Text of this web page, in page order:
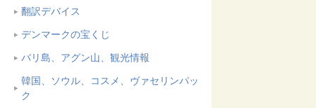
翻訳デバイス
デンマークの宝くじ
バリ島、アグン山、観光情報
韓国、ソウル、コスメ、ヴァセリンパッ
ク